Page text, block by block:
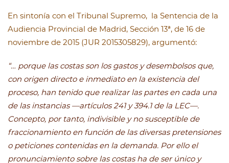
En sintonía con el Tribunal Supremo, la Sentencia de la
Audiencia Provincial de Madrid, Sección 13ª, de 16 de
noviembre de 2015 (JUR 2015305829), argumentó:
“… porque las costas son los gastos y desembolsos que,
con origen directo e inmediato en la existencia del
proceso, han tenido que realizar las partes en cada una
de las instancias —artículos 241 y 394.1 de la LEC—.
Concepto, por tanto, indivisible y no susceptible de
fraccionamiento en función de las diversas pretensiones
o peticiones contenidas en la demanda. Por ello el
pronunciamiento sobre las costas ha de ser único y